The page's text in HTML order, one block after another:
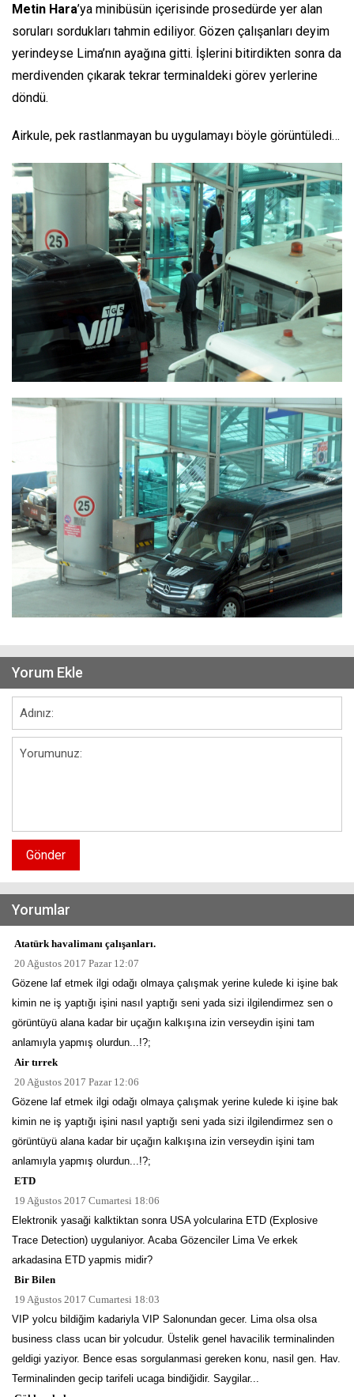
Metin Hara’ya minibüsün içerisinde prosedürde yer alan
soruları sordukları tahmin ediliyor. Gözen çalışanları deyim
yerindeyse Lima’nın ayağına gitti. İşlerini bitirdikten sonra da
merdivenden çıkarak tekrar terminaldeki görev yerlerine
döndü.
Airkule, pek rastlanmayan bu uygulamayı böyle görüntüledi…
Yorum Ekle
Gönder
Yorumlar
Atatürk havalimanı çalışanları.
20 Ağustos 2017 Pazar 12:07
Gözene laf etmek ilgi odağı olmaya çalışmak yerine kulede ki işine bak
kimin ne iş yaptığı işini nasıl yaptığı seni yada sizi ilgilendirmez sen o
görüntüyü alana kadar bir uçağın kalkışına izin verseydin işini tam
anlamıyla yapmış olurdun...!?;
Air tırrek
20 Ağustos 2017 Pazar 12:06
Gözene laf etmek ilgi odağı olmaya çalışmak yerine kulede ki işine bak
kimin ne iş yaptığı işini nasıl yaptığı seni yada sizi ilgilendirmez sen o
görüntüyü alana kadar bir uçağın kalkışına izin verseydin işini tam
anlamıyla yapmış olurdun...!?;
ETD
19 Ağustos 2017 Cumartesi 18:06
Elektronik yasaği kalktiktan sonra USA yolcularina ETD (Explosive
Trace Detection) uygulaniyor. Acaba Gözenciler Lima Ve erkek
arkadasina ETD yapmis midir?
Bir Bilen
19 Ağustos 2017 Cumartesi 18:03
VIP yolcu bildiğim kadariyla VIP Salonundan gecer. Lima olsa olsa
business class ucan bir yolcudur. Üstelik genel havacilik terminalinden
geldigi yaziyor. Bence esas sorgulanmasi gereken konu, nasil gen. Hav.
Terminalinden gecip tarifeli ucaga bindiğidir. Saygilar...